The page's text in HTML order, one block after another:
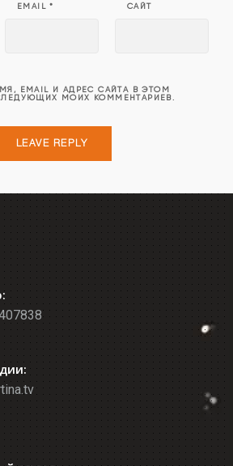
EMAIL* САЙТ
EMAIL И АДРЕС САЙТА В ЭТОМ
МОИХ КОММЕНТАРИЕВ.